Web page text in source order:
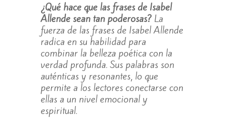
¿Qué hace que las frases de Isabel
Allende sean tan poderosas?La
fuerza de las frases de Isabel Allende
radica en su habilidad para
combinar la belleza poética con la
verdad profunda. Sus palabras son
auténticas y resonantes, lo que
permite a los lectores conectarse con
ellas a un nivel emocional y
espiritual.